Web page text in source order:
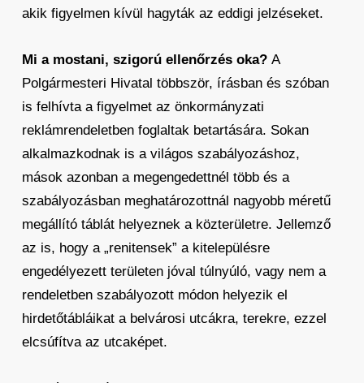
akik figyelmen kívül hagyták az eddigi jelzéseket.
Mi a mostani, szigorú ellenőrzés oka? A
Polgármesteri Hivatal többször, írásban és szóban
is felhívta a figyelmet az önkormányzati
reklámrendeletben foglaltak betartására. Sokan
alkalmazkodnak is a világos szabályozáshoz,
mások azonban a megengedettnél több és a
szabályozásban meghatározottnál nagyobb méretű
megállító táblát helyeznek a közterületre. Jellemző
az is, hogy a „renitensek” a kitelepülésre
engedélyezett területen jóval túlnyúló, vagy nem a
rendeletben szabályozott módon helyezik el
hirdetőtábláikat a belvárosi utcákra, terekre, ezzel
elcsúfítva az utcaképet.